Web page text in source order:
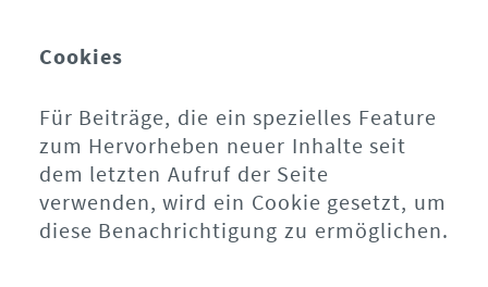
Cookies
Für Beiträge, die ein spezielles Feature
zum Hervorheben neuer Inhalte seit
dem letzten Aufruf der Seite
verwenden, wird ein Cookie gesetzt, um
diese Benachrichtigung zu ermöglichen.